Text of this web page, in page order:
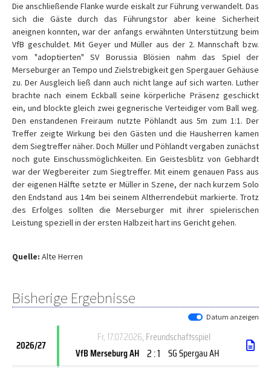
Die anschließende Flanke wurde eiskalt zur Führung verwandelt. Das
sich die Gäste durch das Führungstor aber keine Sicherheit
aneignen konnten, war der anfangs erwähnten Unterstützung beim
VfB geschuldet. Mit Geyer und Müller aus der 2. Mannschaft bzw.
vom "adoptierten" SV Borussia Blösien nahm das Spiel der
Merseburger an Tempo und Zielstrebigkeit gen Spergauer Gehäuse
zu. Der Ausgleich ließ dann auch nicht lange auf sich warten. Luther
brachte nach einem Eckball seine körperliche Präsenz geschickt
ein, und blockte gleich zwei gegnerische Verteidiger vom Ball weg.
Den enstandenen Freiraum nutzte Pöhlandt aus 5m zum 1:1. Der
Treffer zeigte Wirkung bei den Gästen und die Hausherren kamen
dem Siegtreffer näher. Doch Müller und Pöhlandt vergaben zunächst
noch gute Einschussmöglichkeiten. Ein Geistesblitz von Gebhardt
war der Wegbereiter zum Siegtreffer. Mit einem genauen Pass aus
der eigenen Hälfte setzte er Müller in Szene, der nach kurzem Solo
den Endstand aus 14m bei seinem Altherrendebüt markierte. Trotz
des Erfolges sollten die Merseburger mit ihrer spielerischen
Leistung speziell in der ersten Halbzeit hart ins Gericht gehen.
Quelle: Alte Herren
Bisherige Ergebnisse
Datum anzeigen
2026/27
Fr, 17.07.2026, Freundschaftsspiel
VfB Merseburg AH 2 : 1 SG Spergau AH